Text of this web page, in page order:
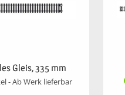
Gleis, 335 mm
- Ab Werk lieferbar